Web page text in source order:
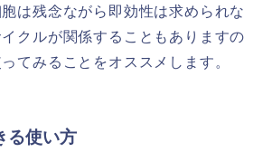
は残念ながら即効性は求められな
クルが関係することもありますの
てみることをオススメします。
る使い方